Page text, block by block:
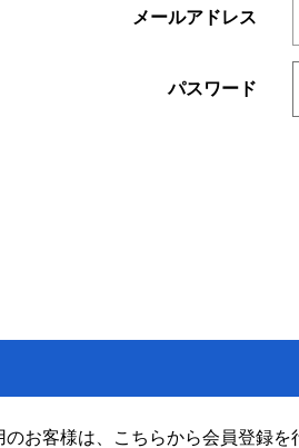
メールアドレス
パスワード
お客様は、こちらから会員登録を